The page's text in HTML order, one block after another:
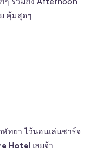
ๆ รวมถึง Afternoon
คุ้มสุดๆ
ทยา ไว้นอนเล่นชาร์จ
Hotel เลยจ้า